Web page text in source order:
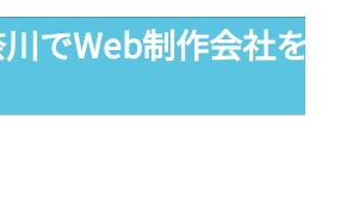
でWeb制作会社を選